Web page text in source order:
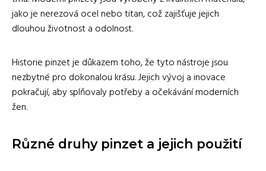
jako je nerezová ocel nebo titan, což zajišťuje jejich
dlouhou životnost a odolnost.
Historie pinzet je důkazem toho, že tyto nástroje jsou
nezbytné pro dokonalou krásu. Jejich vývoj a inovace
pokračují, aby splňovaly potřeby a očekávání moderních
žen.
Různé druhy pinzet a jejich použití